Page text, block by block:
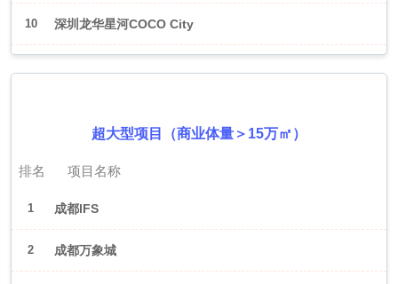
10 深圳龙华星河COCO City
超大型项目（商业体量＞15万㎡）
排名 项目名称
1 成都IFS
2 成都万象城